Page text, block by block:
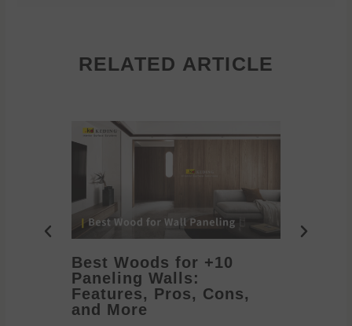
RELATED ARTICLE
10+ Best Woods for
Paneling Walls:
Features, Pros, Cons,
and More